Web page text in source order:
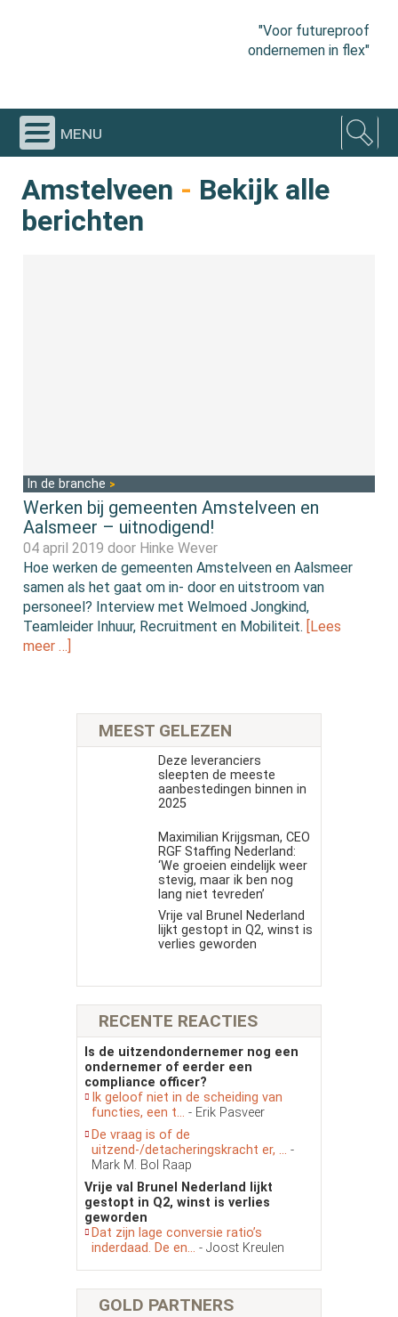
"Voor futureproof
ondernemen in flex"
menu
Amstelveen - Bekijk alle
berichten
In de branche
Werken bij gemeenten Amstelveen en
Aalsmeer – uitnodigend!
04 april 2019 door Hinke Wever
Hoe werken de gemeenten Amstelveen en Aalsmeer
samen als het gaat om in- door en uitstroom van
personeel? Interview met Welmoed Jongkind,
Teamleider Inhuur, Recruitment en Mobiliteit.
[Lees
meer …]
MEEST GELEZEN
Deze leveranciers
sleepten de meeste
aanbestedingen binnen in
2025
Maximilian Krijgsman, CEO
RGF Staffing Nederland:
‘We groeien eindelijk weer
stevig, maar ik ben nog
lang niet tevreden’
Vrije val Brunel Nederland
lijkt gestopt in Q2, winst is
verlies geworden
RECENTE REACTIES
Is de uitzendondernemer nog een
ondernemer of eerder een
compliance officer?
Ik geloof niet in de scheiding van
functies, een t... - Erik Pasveer
De vraag is of de
uitzend-/detacheringskracht er, ... -
Mark M. Bol Raap
Vrije val Brunel Nederland lijkt
gestopt in Q2, winst is verlies
geworden
Dat zijn lage conversie ratio’s
inderdaad. De en... - Joost Kreulen
GOLD PARTNERS